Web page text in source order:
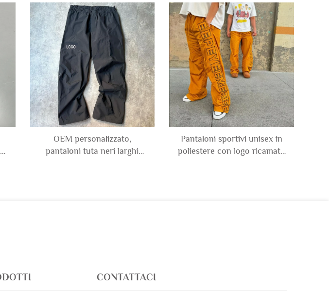
impermeabile, pantaloni da
tuta in nylon opaco e
arricciato, taglio largo e a
gamba larga
laterale completa, in
poliestere, pantaloni tecnici
da tuta con tasche cargo, in
nylon, taglio dritto
OEM personalizzato,
pantaloni tuta neri larghi
Pantaloni sportivi unisex in
poliestere con logo ricamato
CONTATTACI